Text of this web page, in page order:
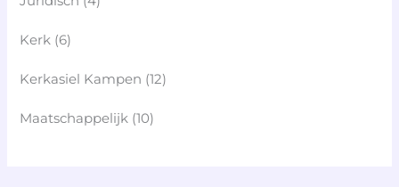
Kerk (6)
Kerkasiel Kampen (12)
Maatschappelijk (10)